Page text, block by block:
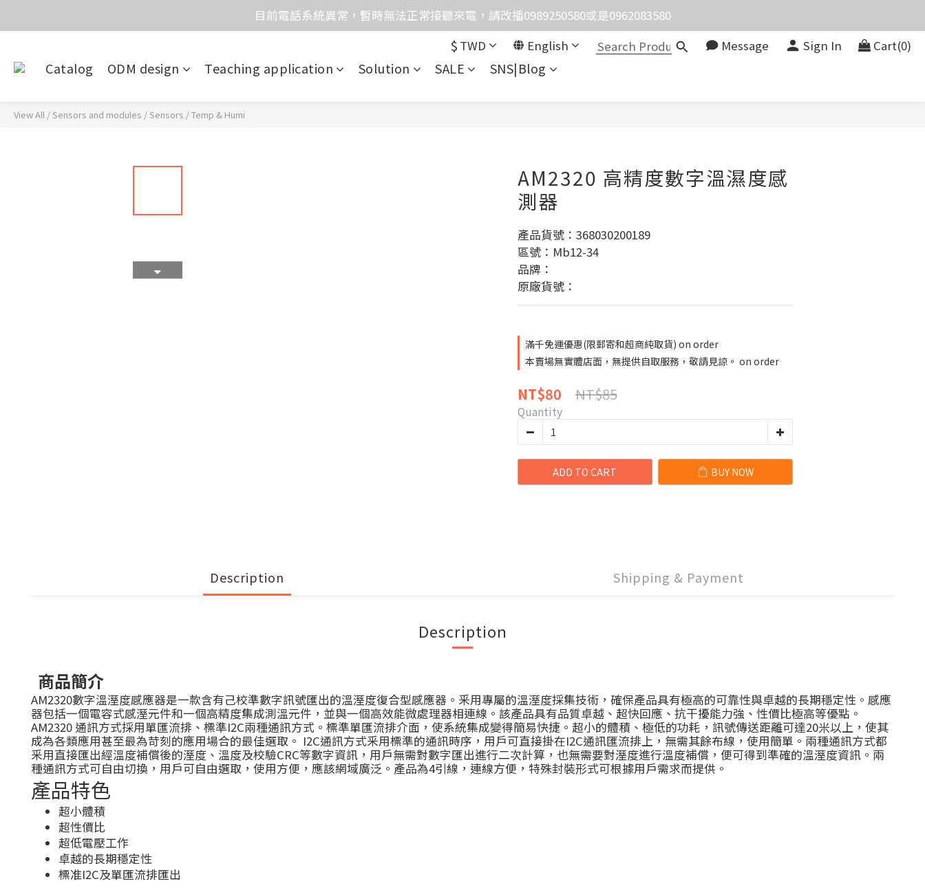
價格均含稅，下單享優惠！歡迎大量採購，由專人提供專案報價。
目前電話系統異常，暫時無法正常接聽來電，請改播0989250580或是0962083580
價格均含稅，下單享優惠！歡迎大量採購，由專人提供專案報價。
$ TWD English Message Sign In Cart(0)
Catalog ODM design Teaching application Solution SALE SNS|Blog
View All /Sensors and modules /Sensors /Temp & Humi
AM2320 高精度數字溫濕度感
測器
產品貨號：368030200189
區號：Mb12-34
品牌：
原廠貨號：
滿千免運優惠(限郵寄和超商純取貨) on order
本賣場無實體店面，無提供自取服務，敬請見諒。 on order
NT$80 NT$85
Quantity
ADD TO CART BUY NOW
Description Shipping & Payment
Description
商品簡介
AM2320數字溫溼度感應器是一款含有己校準數字訊號匯出的溫溼度復合型感應器。釆用專屬的溫溼度採集技​​術，確保產品具有極高的可靠性與卓越的長期穩定性。感應
器包括一個電容式感溼元件和一個高精度集成測溫元件，並與一個高效能微處理器相連線。該產品具有品質卓越、超快回應、抗干擾能力強、性價比極高等優點。
AM2320 通訊方式採用單匯流排、標準I2C兩種通訊方式。標準單匯流排介面，使系統集成變得簡易快捷。超小的體積、極低的功耗，訊號傳送距離可達20米以上，使其
成為各類應用甚至最為苛刻的應用場合的最佳選取。 I2C通訊方式釆用標準的通訊時序，用戶可直接掛在I2C通訊匯流排上，無需其餘布線，使用簡單。兩種通訊方式都
釆用直接匯出經溫度補償後的溼度、溫度及校驗CRC等數字資訊，用戶無需對數字匯出進行二次計算，也無需要對溼度進行溫度補償，便可得到準確的溫溼度資訊。兩
種通訊方式可自由切換，用戶可自由選取，使用方便，應該網域廣泛。產品為4引線，連線方便，特殊封裝形式可根據用戶需求而提供。
產品特色
超小體積
超性價比
超低電壓工作
卓越的長期穩定性
標准I2C及單匯流排匯出